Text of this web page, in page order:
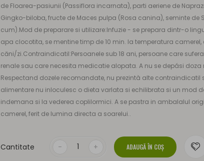
de Floarea-pasiunii (Passiflora incarnata), parti aeriene de
Gingko-biloba, fructe de Maces pulpa (Rosa canina), seminte
cum).Mod de preparare si utilizare:Infuzie - se prepara dintr-o
apa clocotita, se mentine timp de 10 min. la temperatura
căni/zi.Contraindicatil:Persoanele sub 18 ani, persoane care
renale sau care necesita medicatie alopata. A nu se depási
Respectand dozele recomandate, nu prezintà alte contraindicatil
alimentare nu inloculesc o dieta varlata si echilibrata si un mod
indemana si la vederea coplilormici. A se pastra in ambalalul
camerel, ferit de lumina directa a soarelui..
Cantitate ADAUGĂ ÎN COŞ